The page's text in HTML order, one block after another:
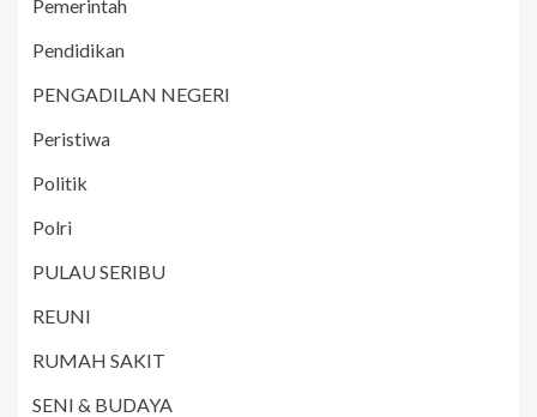
Pemerintah
Pendidikan
PENGADILAN NEGERI
Peristiwa
Politik
Polri
PULAU SERIBU
REUNI
RUMAH SAKIT
SENI & BUDAYA